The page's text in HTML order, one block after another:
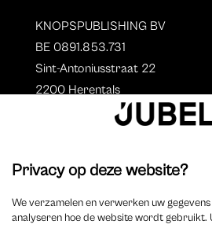
KNOPSPUBLISHING BV
BE 0891.853.731
Sint-Antoniusstraat 22
2200 Herentals
Auteurs
Overzicht auteurs